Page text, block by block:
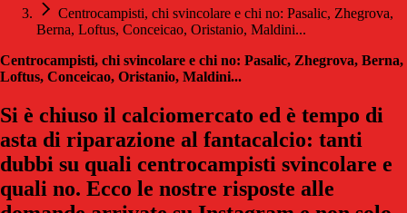
Centrocampisti, chi svincolare e chi no: Pasalic, Zhegrova,
Berna, Loftus, Conceicao, Oristanio, Maldini...
Centrocampisti, chi svincolare e chi no: Pasalic, Zhegrova, Berna,
Loftus, Conceicao, Oristanio, Maldini...
Si è chiuso il calciomercato ed è tempo di
asta di riparazione al fantacalcio: tanti
dubbi su quali centrocampisti svincolare e
quali no. Ecco le nostre risposte alle